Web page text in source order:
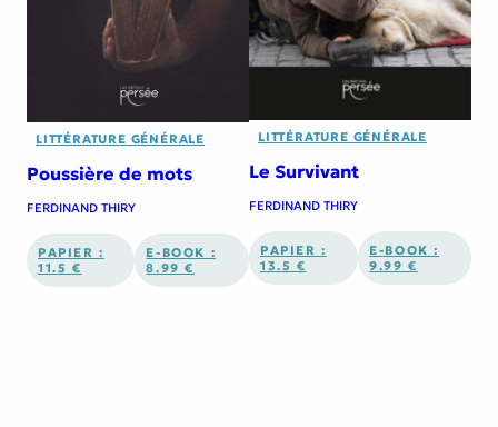
LITTÉRATURE GÉNÉRALE
Poussière de mots
FERDINAND THIRY
PAPIER :
11.5 €
E-BOOK :
8.99 €
LITTÉRATURE GÉNÉRALE
Le Survivant
FERDINAND THIRY
PAPIER :
13.5 €
E-BOOK :
9.99 €